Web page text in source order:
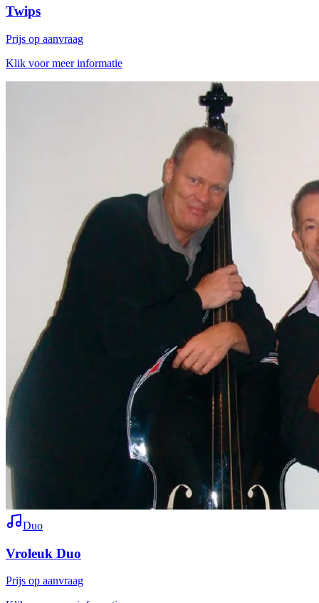
Twips
Prijs op aanvraag
Klik voor meer informatie
Duo
Vroleuk Duo
Prijs op aanvraag